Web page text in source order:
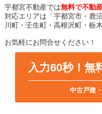
宇都宮不動産では無料で不動
対応エリアは「宇都宮市・鹿
川町・壬生町・高根沢町・栃
お気軽にお問合せください！
入力60秒！無
中古戸建